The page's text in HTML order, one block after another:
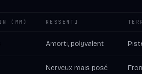
(MM) RESSENTI
Amorti, polyvalent
Nerveux mais posé